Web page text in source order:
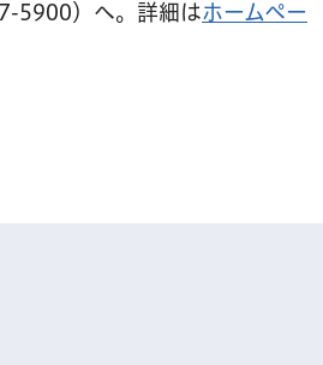
5900）へ。詳細はホームペー